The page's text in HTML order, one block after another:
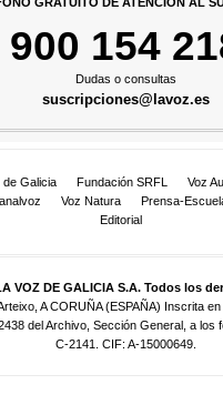
900 154
Dudas o consultas
suscripciones@lavoz.es
Galicia Fundación SRFL Voz
Voz Natura Prensa-
Editorial
VOZ DE GALICIA S.A. Todos los
A CORUÑA (ESPAÑA) Inscrita
del Archivo, Sección General, a los
C-2141. CIF: A-15000649.